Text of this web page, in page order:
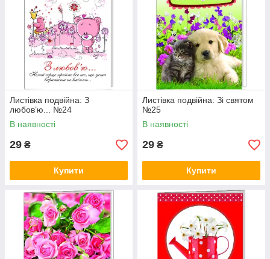
Листівка подвійна: З
любов’ю... №24
В наявності
29 ₴
Купити
Листівка подвійна: Зі святом
№25
В наявності
29 ₴
Купити